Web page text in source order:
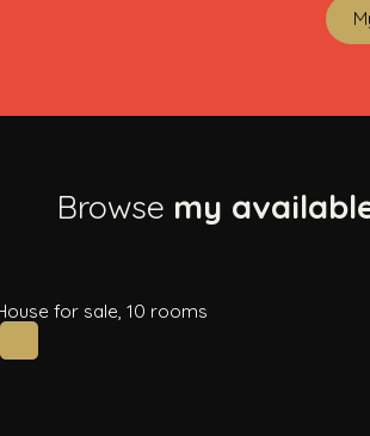
Browse my